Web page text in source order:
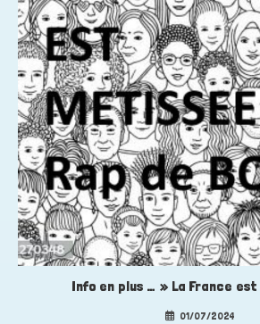
Info en plus … » La France
01/07/2024